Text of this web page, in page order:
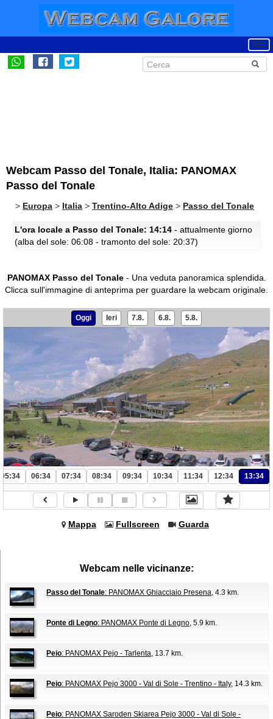
Webcam Passo del Tonale, Italia: PANOMAX
Passo del Tonale
> Europa > Italia > Trentino-Alto Adige > Passo del Tonale
L'ora locale a Passo del Tonale: 14:14 - attualmente giorno
(alba del sole: 06:08 - tramonto del sole: 20:37)
PANOMAX Passo del Tonale- Una veduta panoramica splendida.
Clicca sull'immagine di anteprima per guardare la webcam originale.
Oggi Ieri 7.8. 6.8. 5.8.
05:34 06:34 07:34 08:34 09:34 10:34 11:34 12:34 13:34
Mappa Fullscreen Guarda
Webcam nelle vicinanze:
Passo del Tonale: PANOMAX Ghiacciaio Presena, 4.3 km.
Ponte di Legno: PANOMAX Ponte di Legno, 5.9 km.
Peio: PANOMAX Pejo - Tarlenta, 13.7 km.
Peio: PANOMAX Pejo 3000 - Val di Sole - Trentino - Italy, 14.3 km.
Peio: PANOMAX Saroden Skiarea Pejo 3000 - Val di Sole -